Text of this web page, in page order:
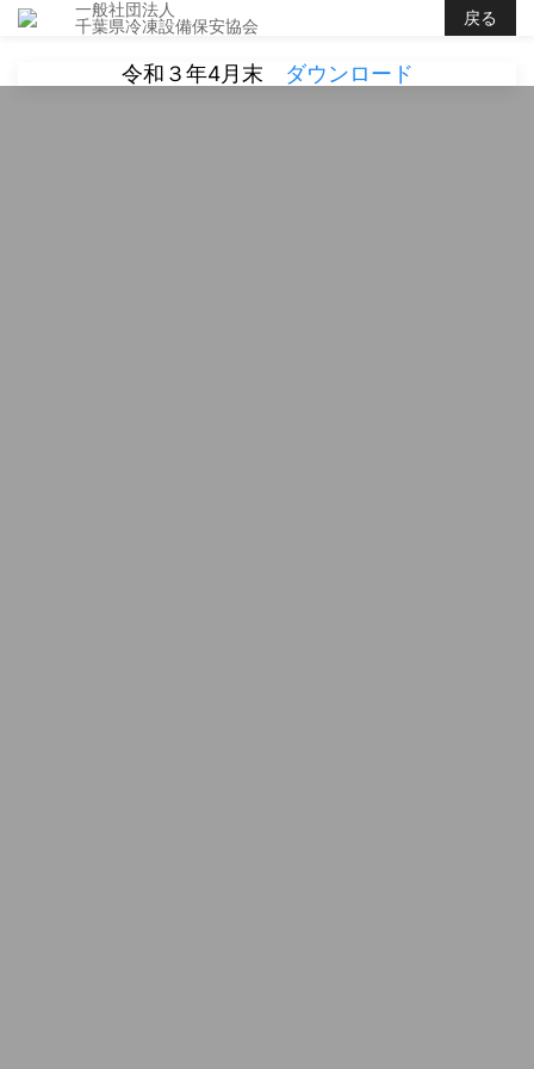
一般社団法人
千葉県冷凍設備保安協会
戻る
令和３年4月末 ダウンロード